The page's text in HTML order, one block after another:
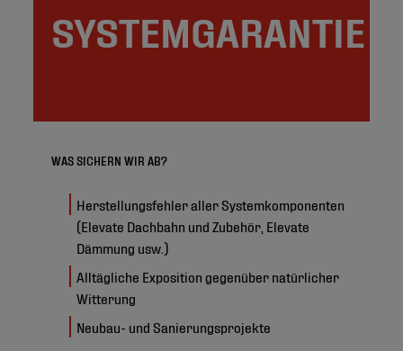
SYSTEMGARANTIE
WAS SICHERN WIR AB?
Herstellungsfehler aller Systemkomponenten
(Elevate Dachbahn und Zubehör, Elevate
Dämmung usw.)
Alltägliche Exposition gegenüber natürlicher
Witterung
Neubau- und Sanierungsprojekte